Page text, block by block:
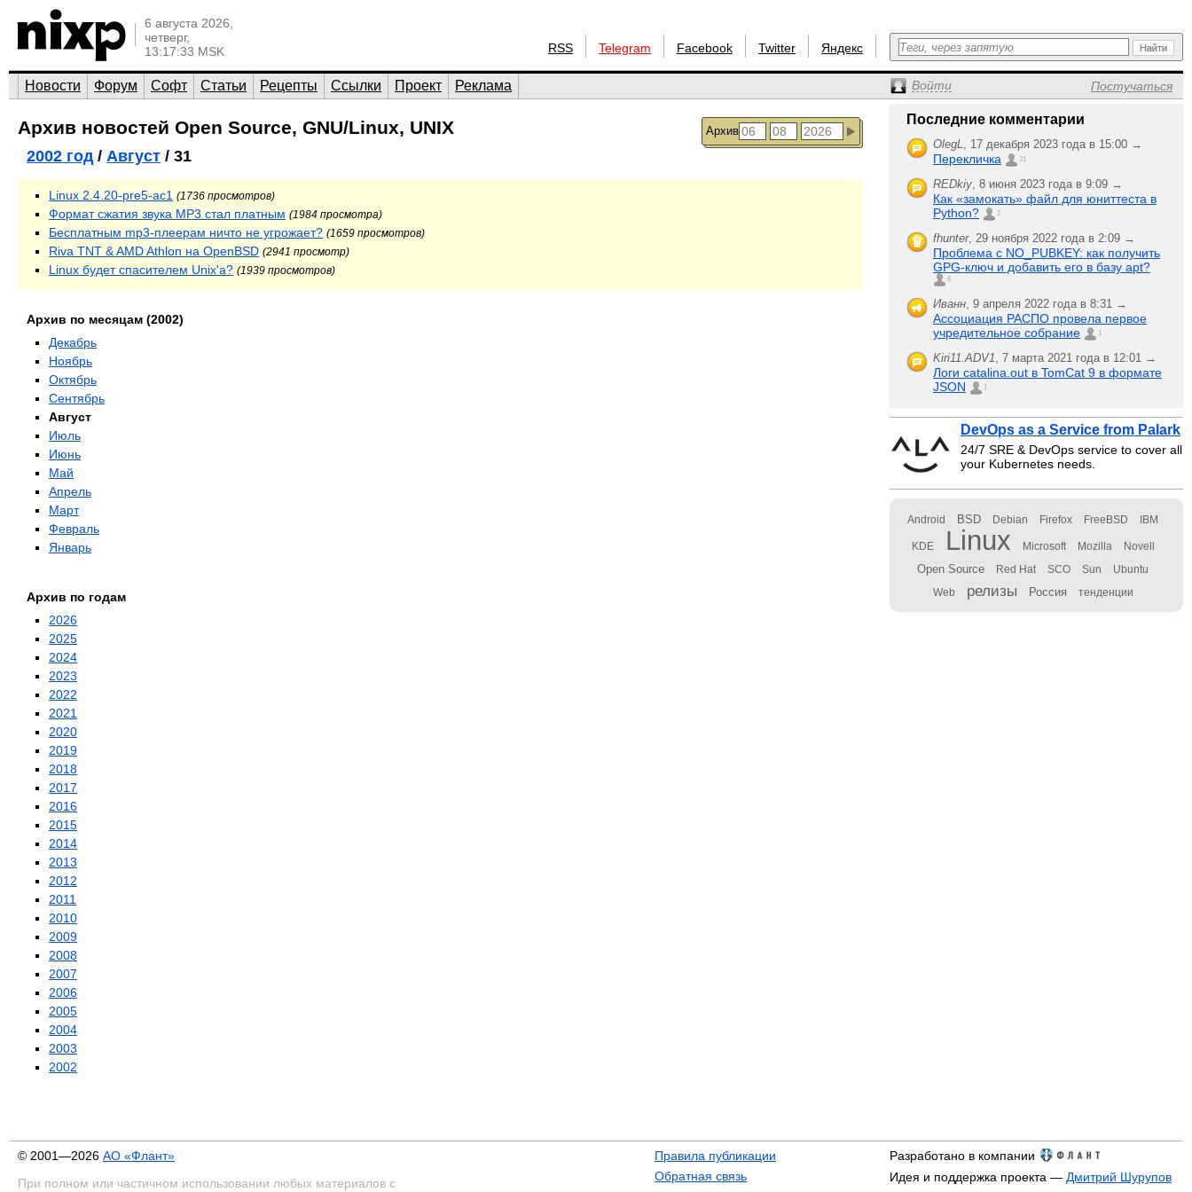
6 августа 2026,
четверг,
13:17:33 MSK
RSS Telegram Facebook Twitter Яндекс
Новости Форум Софт Статьи Рецепты Ссылки Проект Реклама Войти Постучаться
Архив
Архив новостей Open Source, GNU/Linux, UNIX
2002 год/ Август / 31
Linux 2.4.20-pre5-ac1 (1736 просмотров)
Формат сжатия звука MP3 стал платным (1984 просмотра)
Бесплатным mp3-плеерам ничто не угрожает? (1659 просмотров)
Riva TNT & AMD Athlon на OpenBSD (2941 просмотр)
Linux будет спасителем Unix'а? (1939 просмотров)
Архив по месяцам (2002)
Декабрь
Ноябрь
Октябрь
Сентябрь
Август
Июль
Июнь
Май
Апрель
Март
Февраль
Январь
Архив по годам
2026
2025
2024
2023
2022
2021
2020
2019
2018
2017
2016
2015
2014
2013
2012
2011
2010
2009
2008
2007
2006
2005
2004
2003
2002
Последние комментарии
OlegL, 17 декабря 2023 года в 15:00 →
Перекличка 21
REDkiy, 8 июня 2023 года в 9:09 →
Как «замокать» файл для юниттеста в
Python?
2
fhunter, 29 ноября 2022 года в 2:09 →
Проблема с NO_PUBKEY: как получить
GPG-ключ и добавить его в базу apt?
6
Иванн, 9 апреля 2022 года в 8:31 →
Ассоциация РАСПО провела первое
учредительное собрание
1
Kiri11.ADV1, 7 марта 2021 года в 12:01 →
Логи catalina.out в TomCat 9 в формате
JSON
1
DevOps as a Service from Palark
24/7 SRE & DevOps service to cover all
your Kubernetes needs.
Android BSD Debian Firefox FreeBSD IBM
KDE Linux Microsoft Mozilla Novell
Open Source Red Hat SCO Sun Ubuntu
Web релизы Россия тенденции
© 2001—2026 АО «Флант»
При полном или частичном использовании любых материалов с
Правила публикации
Обратная связь
Разработано в компании
Идея и поддержка проекта — Дмитрий Шурупов